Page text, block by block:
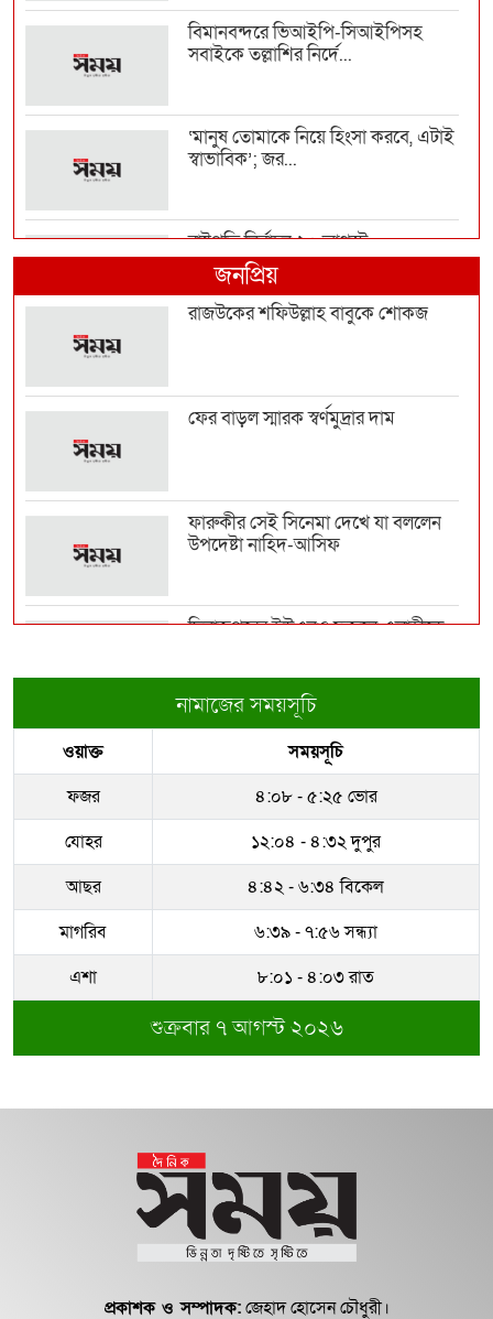
বিমানবন্দরে ভিআইপি-সিআইপিসহ
সবাইকে তল্লাশির নির্দে...
‘মানুষ তোমাকে নিয়ে হিংসা করবে, এটাই
স্বাভাবিক’; জর...
রাষ্ট্রপতি নির্বাচন ২০ আগস্ট
সালমানের খানের বিরুদ্ধে প্রতারণার
সেনা নিহত
স্বর্ণের ভরি ২ লাখ ৩২ হাজার
দিল্লিতে শেখ হাসিনাকে কথা বলতে
দেওয়ায় ক্ষুব্ধ ঢাকা
জনপ্রিয়
রাজউকের শফিউল্লাহ বাবুকে শোকজ
ফের বাড়ল স্মারক স্বর্ণমুদ্রার দাম
ফারুকীর সেই সিনেমা দেখে যা বললেন
উপদেষ্টা নাহিদ-আসিফ
দিনাজপুরের ইউএনও ফজলে এলাহীকে
রাজউকের ইমারত পরিদর্শক বাপ্পিকে
জোন-৮ এ বদলী
ধরাকে সরা জ্ঞান করেন উমেদার রানা
সম্পদের পাহাড় গড়েছেন নকল নবিশ
আতাউর রহমান
অবশেষে বরখাস্ত রাজউকের শফিউল্লাহ
১৮ জুলাই সব মোবাইল গ্রাহকরা পাবেন
১ জিবি ফ্রি ইন্টারনেট
শেরে বাংলা বালিকা মহাবিদ্যালয়ে ‘নিয়ম
নামাজের সময়সূচি
ওয়াক্ত
সময়সূচি
ফজর
৪:০৮ - ৫:২৫ ভোর
যোহর
১২:০৪ - ৪:৩২ দুপুর
আছর
৪:৪২ - ৬:৩৪ বিকেল
মাগরিব
৬:৩৯ - ৭:৫৬ সন্ধ্যা
এশা
৮:০১ - ৪:০৩ রাত
শুক্রবার ৭ আগস্ট ২০২৬
প্রকাশক ও সম্পাদক:জেহাদ হোসেন চৌধুরী।